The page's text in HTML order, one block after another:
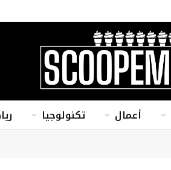
أعمال تكنولوجيا